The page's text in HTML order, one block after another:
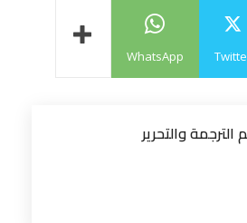
WhatsApp
والتحرير